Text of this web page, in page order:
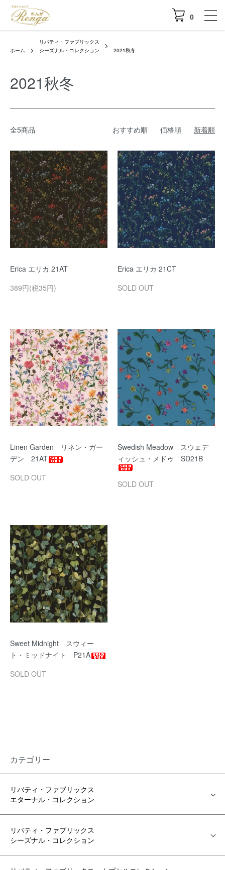
0
ホーム
リバティ・ファブリックス
シーズナル・コレクション
2021秋冬
2021秋冬
全5商品 おすすめ順 価格順 新着順
Erica エリカ 21AT
389円(税35円)
Erica エリカ 21CT
SOLD OUT
Linen Garden リネン・ガー
デン 21AT
SOLD OUT
Swedish Meadow スウェデ
ィッシュ・メドゥ SD21B
SOLD OUT
Sweet Midnight スウィー
ト・ミッドナイト P21A
SOLD OUT
カテゴリー
リバティ・ファブリックス
エターナル・コレクション
リバティ・ファブリックス
シーズナル・コレクション